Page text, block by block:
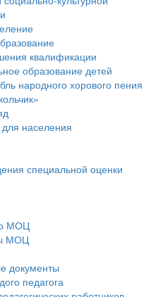
квалификации
образование детей
народного хорового пения
для населения
специальной оценки
МОЦ
МОЦ
документы
педагога